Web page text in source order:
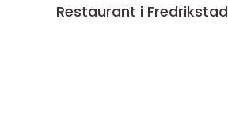
Restaurant i Fredrikstad